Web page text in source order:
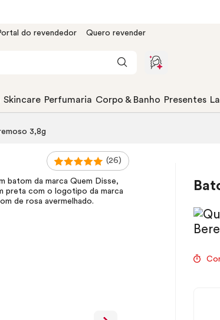
do revendedor Quero revender
Skincare Perfumaria Corpo & Banho Presentes
3,8g
(26)